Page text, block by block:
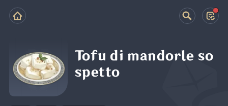
Tofu di mandorle so
spetto